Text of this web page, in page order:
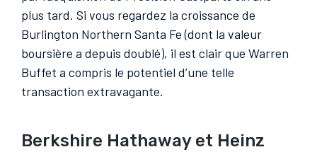
plus tard. Si vous regardez la croissance de
Burlington Northern Santa Fe (dont la valeur
boursière a depuis doublé), il est clair que Warren
Buffet a compris le potentiel d’une telle
transaction extravagante.
Berkshire Hathaway et Heinz